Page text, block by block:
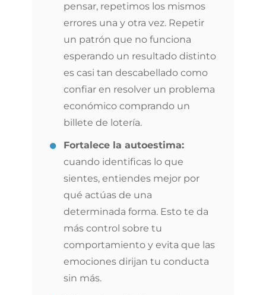
pensar, repetimos los mismos
errores una y otra vez. Repetir
un patrón que no funciona
esperando un resultado distinto
es casi tan descabellado como
confiar en resolver un problema
económico comprando un
billete de lotería.
Fortalece la autoestima:
cuando identificas lo que
sientes, entiendes mejor por
qué actúas de una
determinada forma. Esto te da
más control sobre tu
comportamiento y evita que las
emociones dirijan tu conducta
sin más.